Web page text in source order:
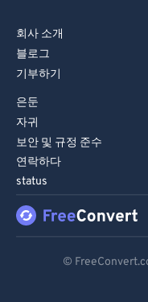
회사 소개
블로그
기부하기
은둔
자귀
보안 및 규정 준수
연락하다
status
©